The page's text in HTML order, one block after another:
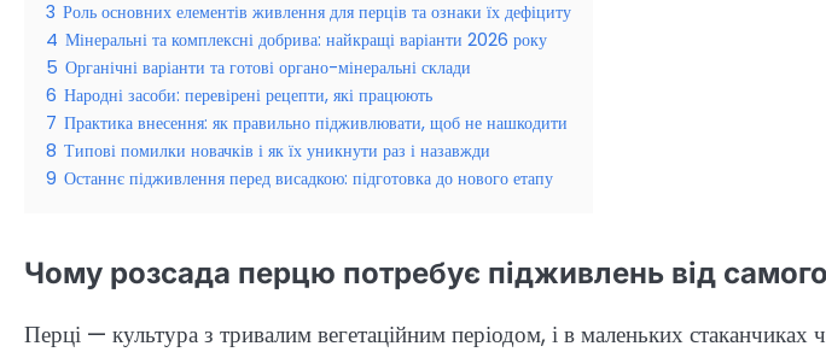
3 Роль основних елементів живлення для перців та ознаки їх дефіциту
4 Мінеральні та комплексні добрива: найкращі варіанти 2026 року
5 Органічні варіанти та готові органо-мінеральні склади
6 Народні засоби: перевірені рецепти, які працюють
7 Практика внесення: як правильно підживлювати, щоб не нашкодити
8 Типові помилки новачків і як їх уникнути раз і назавжди
9 Останнє підживлення перед висадкою: підготовка до нового етапу
Чому розсада перцю потребує підживлень від
Перці — культура з тривалим вегетаційним періодом, і в маленьких стаканчиках